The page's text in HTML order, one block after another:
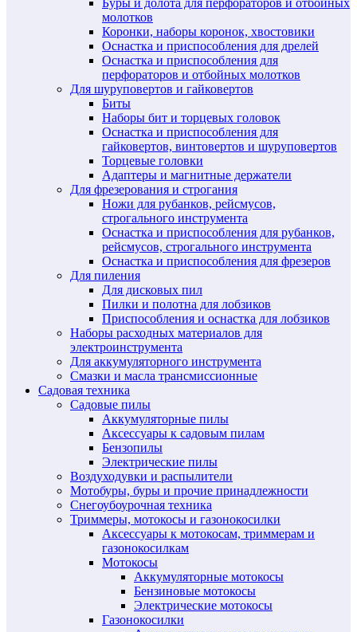
молотков
Коронки, наборы коронок, хвостовики
Оснастка и приспособления для дрелей
Оснастка и приспособления для
перфораторов и отбойных молотков
Для шуруповертов и гайковертов
Биты
Наборы бит и торцевых головок
Оснастка и приспособления для
гайковертов, винтовертов и шуруповертов
Торцевые головки
Адаптеры и магнитные держатели
Для фрезерования и строгания
Ножи для рубанков, рейсмусов,
строгального инструмента
Оснастка и приспособления для рубанков,
рейсмусов, строгального инструмента
Оснастка и приспособления для фрезеров
Для пиления
Для дисковых пил
Пилки и полотна для лобзиков
Приспособления и оснастка для лобзиков
Наборы расходных материалов для
электроинструмента
Для аккумуляторного инструмента
Смазки и масла трансмиссионные
Садовая техника
Садовые пилы
Аккумуляторные пилы
Аксессуары к садовым пилам
Бензопилы
Электрические пилы
Воздуходувки и распылители
Мотобуры, буры и прочие принадлежности
Снегоубоурочная техника
Триммеры, мотокосы и газонокосилки
Аксессуары к мотокосам, триммерам и
газонокосилкам
Мотокосы
Аккумуляторные мотокосы
Бензиновые мотокосы
Электрические мотокосы
Газонокосилки